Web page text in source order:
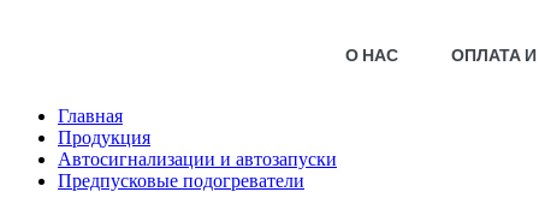
О НАС ОПЛАТА
Главная
Продукция
Автосигнализации и автозапуски
Предпусковые подогреватели